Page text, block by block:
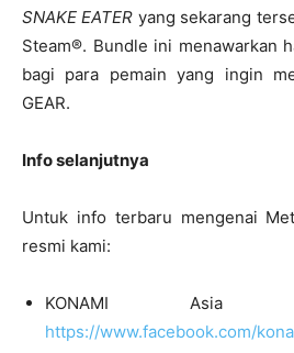
SNAKE EATER yang sekarang
Steam®. Bundle ini menawarkan
bagi para pemain yang ingin
GEAR.
Info selanjutnya
Untuk info terbaru mengenai
resmi kami:
KONAMI Asia
https://www.facebook.com/